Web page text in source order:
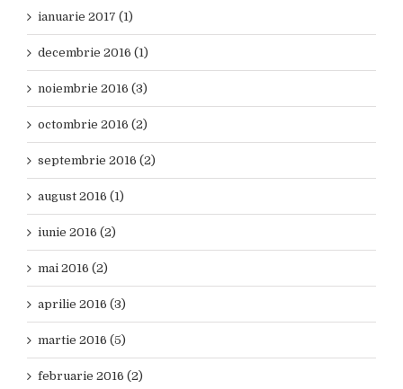
ianuarie 2017 (1)
decembrie 2016 (1)
noiembrie 2016 (3)
octombrie 2016 (2)
septembrie 2016 (2)
august 2016 (1)
iunie 2016 (2)
mai 2016 (2)
aprilie 2016 (3)
martie 2016 (5)
februarie 2016 (2)